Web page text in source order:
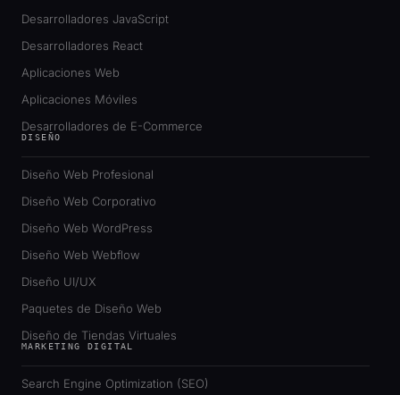
Desarrolladores JavaScript
Desarrolladores React
Aplicaciones Web
Aplicaciones Móviles
Desarrolladores de E-Commerce
DISEÑO
Diseño Web Profesional
Diseño Web Corporativo
Diseño Web WordPress
Diseño Web Webflow
Diseño UI/UX
Paquetes de Diseño Web
Diseño de Tiendas Virtuales
MARKETING DIGITAL
Search Engine Optimization (SEO)